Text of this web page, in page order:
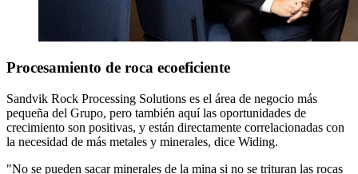
Procesamiento de roca ecoeficiente
Sandvik Rock Processing Solutions es el área de negocio más
pequeña del Grupo, pero también aquí las oportunidades de
crecimiento son positivas, y están directamente correlacionadas con
la necesidad de más metales y minerales, dice Widing.
"No se pueden sacar minerales de la mina si no se trituran las rocas